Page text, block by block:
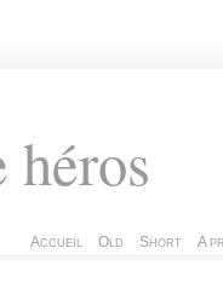
héros
Accueil Old Short A